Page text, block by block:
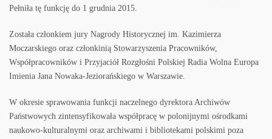
Pełniła tę funkcję do 1 grudnia 2015.
Została członkiem jury Nagrody Historycznej im. Kazimierza
Moczarskiego oraz członkinią Stowarzyszenia Pracowników,
Współpracowników i Przyjaciół Rozgłośni Polskiej Radia Wolna Europa
Imienia Jana Nowaka-Jeziorańskiego w Warszawie.
W okresie sprawowania funkcji naczelnego dyrektora Archiwów
Państwowych zintensyfikowała współpracę w polonijnymi ośrodkami
naukowo-kulturalnymi oraz archiwami i bibliotekami polskimi poza